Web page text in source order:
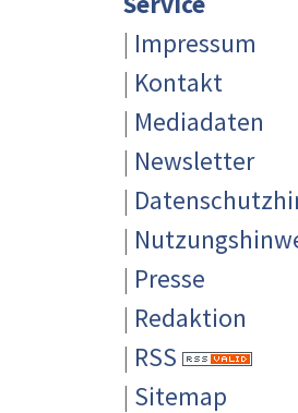
| Impressum
| Kontakt
| Mediadaten
| Newsletter
|
|
| Presse
| Redaktion
| RSS
| Sitemap